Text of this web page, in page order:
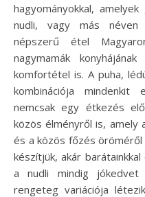
hagyományokkal,
nudli, vagy más néven
népszerű étel
nagymamák
komfortétel is. A puha,
kombinációja mindenkit
nemcsak egy étkezés
közös élményről is, amely
és a közös főzés
készítjük, akár
a nudli mindig jókedvet
rengeteg variációja